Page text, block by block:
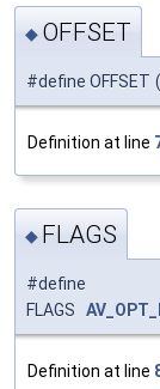
◆ OFFSET
#define OFFSET (
Definition at line
◆ FLAGS
#define
FLAGS
Definition at line